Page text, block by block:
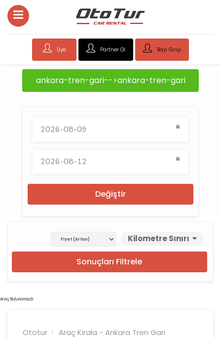
Üye Partner Ol Bayi Girişi
ankara-tren-gari-->ankara-tren-gari
Değiştir
Kilometre Sınırı
Sonuçları Filtrele
Araç Bulunamadı
Ototur
Araç Kirala - Ankara Tren Garı